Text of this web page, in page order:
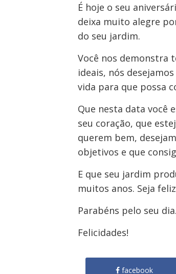
É hoje o seu
deixa muito alegre
do seu jardim.
Você nos demonstra
ideais, nós
vida para que possa
Que nesta data você
seu coração, que
querem bem,
objetivos e que
E que seu jardim
muitos anos. Seja
Parabéns pelo seu dia.
Felicidades!
facebook